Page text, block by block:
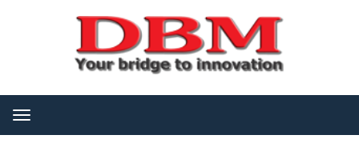
Toggle
navigation